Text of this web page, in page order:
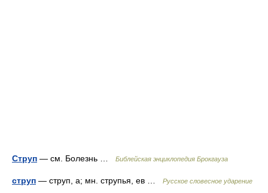
Струп — см. Болезнь … Библейская энциклопедия Брокгауза
струп — струп, а; мн. струпья, ев … Русское словесное ударение